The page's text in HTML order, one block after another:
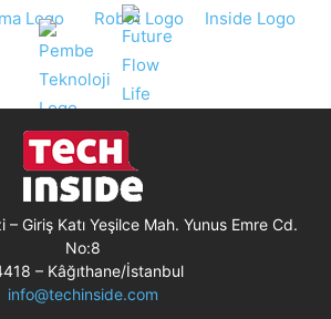
Giriş Katı Yeşilce Mah. Yunus Emre Cd.
No:8
– Kâğıthane/İstanbul
info@techinside.com